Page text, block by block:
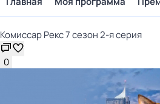
Комиссар Рекс 7 сезон 2-я серия
0